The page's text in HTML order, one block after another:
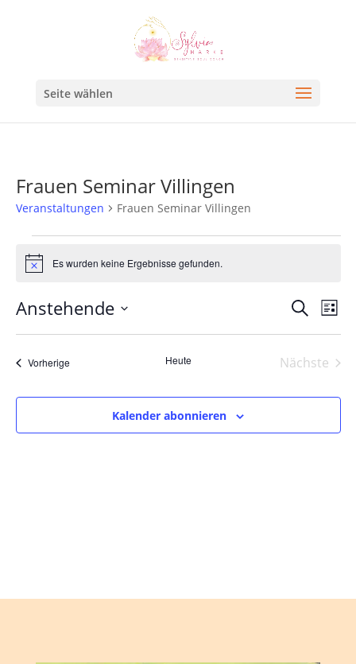
Seite wählen
Frauen Seminar Villingen
Veranstaltungen Frauen Seminar Villingen
HinweisEs wurden keine Ergebnisse gefunden.
Suche
und
SucheListe
Anstehende
Datum
wählen.
VorherigeVeranstaltungen Heute
Nächste
Kalender abonnieren